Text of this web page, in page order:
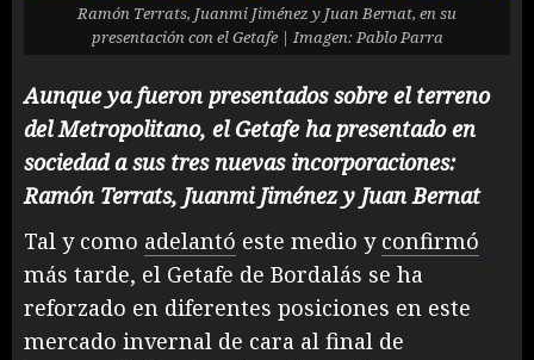
Ramón Terrats, Juanmi Jiménez y Juan Bernat, en su
presentación con el Getafe | Imagen: Pablo Parra
Aunque ya fueron presentados sobre el terreno
del Metropolitano, el Getafe ha presentado en
sociedad a sus tres nuevas incorporaciones:
Ramón Terrats, Juanmi Jiménez y Juan Bernat
Tal y como adelantó este medio y confirmó
más tarde, el Getafe de Bordalás se ha
reforzado en diferentes posiciones en este
mercado invernal de cara al final de